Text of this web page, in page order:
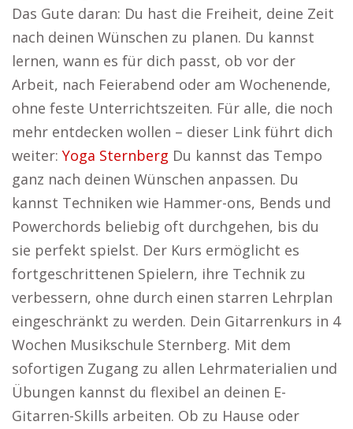
Das Gute daran: Du hast die Freiheit, deine Zeit
nach deinen Wünschen zu planen. Du kannst
lernen, wann es für dich passt, ob vor der
Arbeit, nach Feierabend oder am Wochenende,
ohne feste Unterrichtszeiten. Für alle, die noch
mehr entdecken wollen – dieser Link führt dich
weiter: Yoga Sternberg Du kannst das Tempo
ganz nach deinen Wünschen anpassen. Du
kannst Techniken wie Hammer-ons, Bends und
Powerchords beliebig oft durchgehen, bis du
sie perfekt spielst. Der Kurs ermöglicht es
fortgeschrittenen Spielern, ihre Technik zu
verbessern, ohne durch einen starren Lehrplan
eingeschränkt zu werden. Dein Gitarrenkurs in 4
Wochen Musikschule Sternberg. Mit dem
sofortigen Zugang zu allen Lehrmaterialien und
Übungen kannst du flexibel an deinen E-
Gitarren-Skills arbeiten. Ob zu Hause oder